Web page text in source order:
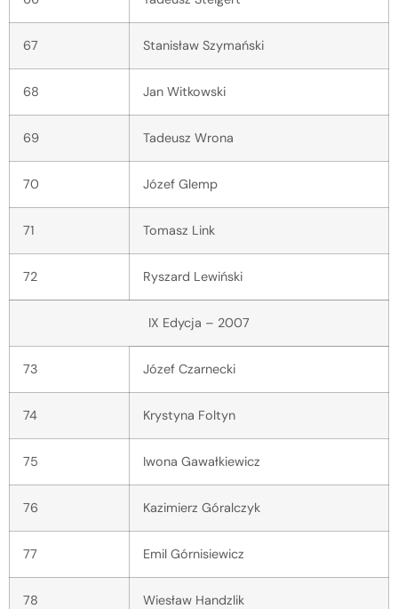
67 Stanisław Szymański
68 Jan Witkowski
69 Tadeusz Wrona
70 Józef Glemp
71 Tomasz Link
72 Ryszard Lewiński
IX Edycja – 2007
73 Józef Czarnecki
74 Krystyna Foltyn
75 Iwona Gawałkiewicz
76 Kazimierz Góralczyk
77 Emil Górnisiewicz
78 Wiesław Handzlik